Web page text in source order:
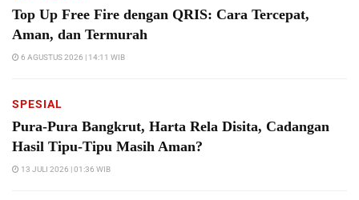
Top Up Free Fire dengan QRIS: Cara Tercepat,
Aman, dan Termurah
6 AGUSTUS 2026 | 14:11 WIB
SPESIAL
Pura-Pura Bangkrut, Harta Rela Disita, Cadangan
Hasil Tipu-Tipu Masih Aman?
13 JULI 2026 | 01:36 WIB